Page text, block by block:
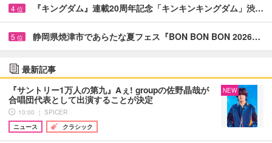
4 位 『キングダム』連載20周年記念「キンキンキングダム」渋…
5 位 静岡県焼津市であらたな夏フェス『BON BON BON 2026…
最新記事
『サントリー1万人の第九』Aぇ! groupの佐野晶哉が
合唱団代表として出演することが決定
10:00 ｜ SPICER
ニュース
クラシック
NEW